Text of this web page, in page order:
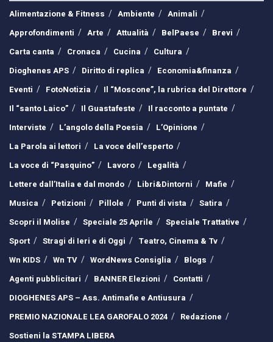
Alimentazione & Fitness
Ambiente
Animali
Approfondimenti
Arte Attualità BelPaese
Brevi
Carta canta
Cronaca Cucina
Cultura
Dioghenes APS
Diritto di replica
Economia&finanza
Eventi
FotoNotizia
Il “Moscone”, la rubrica del Direttore
Il “santo Laico”
Il Guastafeste
Il racconto a puntate
Interviste
L’angolo della Poesia
L’Opinione
La Parola ai lettori
La voce dell’esperto
La voce di “Pasquino”
Lavoro
Legalità
Lettere dall’Italia e dal mondo
Libri&Dintorni
Mafie
Musica
Petizioni Pillole Punti di vista
Satira
Scopri il Molise
Speciale 25 Aprile
Speciale Trattative
Sport
Stragi di Ieri e di Oggi
Teatro, Cinema & Tv
Wn KIDS
Wn TV WordNews Consiglia
Blogs
Agenti pubblicitari
BANNER Elezioni
Contatti
DIOGHENES APS – Ass. Antimafie e Antiusura
PREMIO NAZIONALE LEA GAROFALO 2024
Redazione
Sostieni la STAMPA LIBERA